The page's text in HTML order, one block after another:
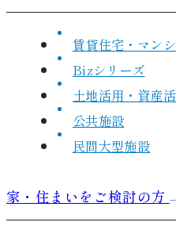
賃貸住宅・マン
Bizシリーズ
土地活用・資産
公共施設
民間大型施設
家・住まいをご検討の方